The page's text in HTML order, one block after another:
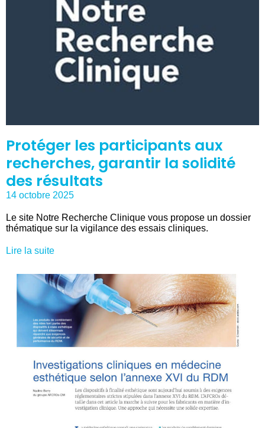
Protéger les participants aux
recherches, garantir la solidité
des résultats
14 octobre 2025
Le site Notre Recherche Clinique vous propose un dossier
thématique sur la vigilance des essais cliniques.
Lire la suite